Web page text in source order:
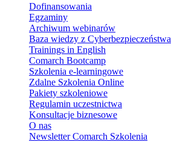
Dofinansowania
Egzaminy
Archiwum webinarów
Baza wiedzy z Cyberbezpieczeństwa
Trainings in English
Comarch Bootcamp
Szkolenia e-learningowe
Zdalne Szkolenia Online
Pakiety szkoleniowe
Regulamin uczestnictwa
Konsultacje biznesowe
O nas
Newsletter Comarch Szkolenia